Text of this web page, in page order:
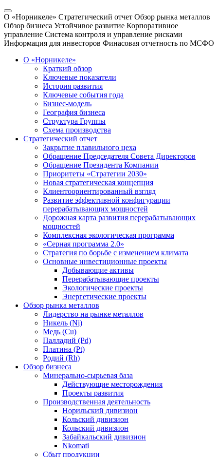
О «Норникеле» Стратегический отчет Обзор рынка металлов
Обзор бизнеса Устойчивое развитие Корпоративное
управление Система контроля и управление рисками
Информация для инвесторов Финасовая отчетность по МСФО
О «Норникеле»
Краткий обзор
Ключевые показатели
История развития
Ключевые события года
Бизнес-модель
География бизнеса
Структура Группы
Схема производства
Стратегический отчет
Закрытие плавильного цеха
Обращение Председателя Совета Директоров
Обращение Президента Компании
Приоритеты «Стратегии 2030»
Новая стратегическая концепция
Клиентоориентированный взгляд
Развитие эффективной конфигурации
перерабатывающих мощностей
Дорожная карта развития перерабатывающих
мощностей
Комплексная экологическая программа
«Серная программа 2.0»
Стратегия по борьбе с изменением климата
Основные инвестиционные проекты
Добывающие активы
Перерабатывающие проекты
Экологические проекты
Энергетические проекты
Обзор рынка металлов
Лидерство на рынке металлов
Никель (Ni)
Медь (Cu)
Палладий (Pd)
Платина (Pt)
Родий (Rh)
Обзор бизнеса
Минерально-сырьевая база
Действующие месторождения
Проекты развития
Производственная деятельность
Норильский дивизион
Кольский дивизион
Кольский дивизион
Забайкальский дивизион
Nkomati
Сбыт продукции